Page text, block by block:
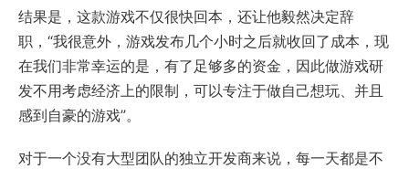
结果是，这款游戏不仅很快回本，还让他毅然决定辞
职，“我很意外，游戏发布几个小时之后就收回了成本，现
在我们非常幸运的是，有了足够多的资金，因此做游戏研
发不用考虑经济上的限制，可以专注于做自己想玩、并且
感到自豪的游戏”。
对于一个没有大型团队的独立开发商来说，每一天都是不